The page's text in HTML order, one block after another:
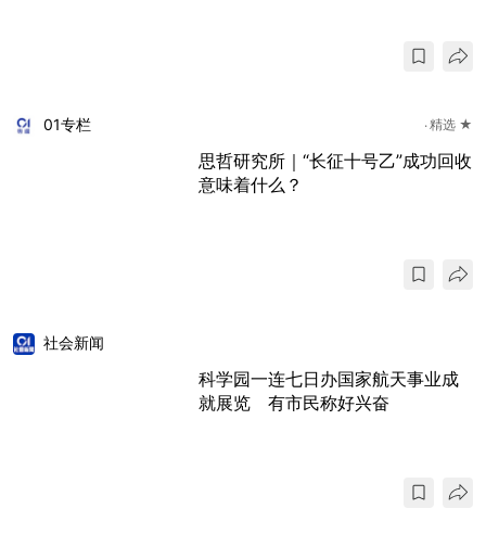
01专栏 精选 ★
思哲研究所｜“长征十号乙”成功回收
意味着什么？
社会新闻
科学园一连七日办国家航天事业成
就展览 有市民称好兴奋